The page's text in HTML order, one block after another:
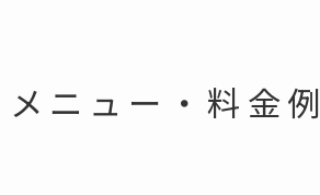
メニュー・料金例